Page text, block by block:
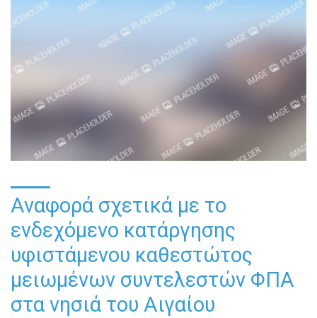
Αναφορά σχετικά με το
ενδεχόμενο κατάργησης
υφιστάμενου καθεστώτος
μειωμένων συντελεστών ΦΠΑ
στα νησιά του Αιγαίου